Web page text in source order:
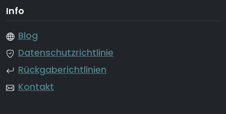
Info
Blog
Datenschutzrichtlinie
Rückgaberichtlinien
Kontakt